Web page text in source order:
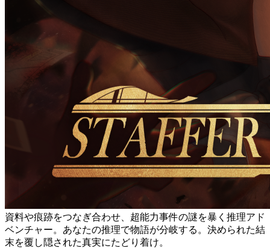
資料や痕跡をつなぎ合わせ、超能力事件の謎を暴く推理アド
ベンチャー。あなたの推理で物語が分岐する。決められた結
末を覆し隠された真実にたどり着け。